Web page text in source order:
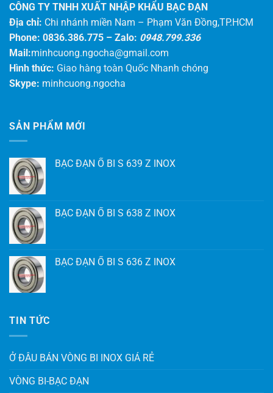
CÔNG TY TNHH XUẤT NHẬP KHẨU BẠC ĐẠN
Địa chỉ: Chi nhánh miền Nam – Phạm Văn Đồng,TP.HCM
Phone: 0836.386.775 – Zalo: 0948.799.336
Mail:minhcuong.ngocha@gmail.com
Hình thức: Giao hàng toàn Quốc Nhanh chóng
Skype: minhcuong.ngocha
SẢN PHẨM MỚI
BẠC ĐẠN Ổ BI S 639 Z INOX
BẠC ĐẠN Ổ BI S 638 Z INOX
BẠC ĐẠN Ổ BI S 636 Z INOX
TIN TỨC
Ở ĐÂU BÁN VÒNG BI INOX GIÁ RẺ
VÒNG BI-BẠC ĐẠN